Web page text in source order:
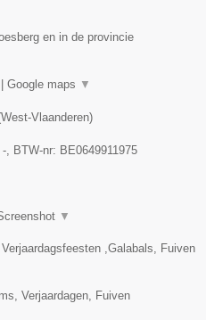
en in de provincie
Google maps ▼
West-Vlaanderen)
-, BTW-nr: BE0649911975
▼
,Galabals, Fuiven
Verjaardagen, Fuiven